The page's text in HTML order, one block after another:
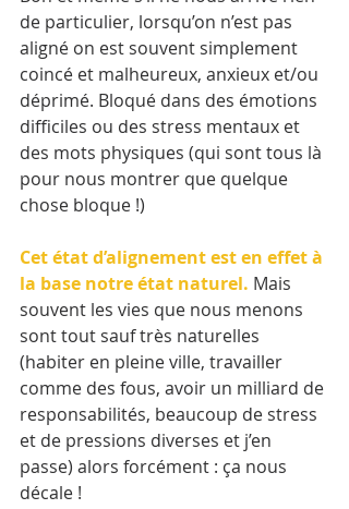
de particulier, lorsqu’on n’est pas
aligné on est souvent simplement
coincé et malheureux, anxieux et/ou
déprimé. Bloqué dans des émotions
difficiles ou des stress mentaux et
des mots physiques (qui sont tous là
pour nous montrer que quelque
chose bloque !)
Cet état d’alignement est en effet à
la base notre état naturel. Mais
souvent les vies que nous menons
sont tout sauf très naturelles
(habiter en pleine ville, travailler
comme des fous, avoir un milliard de
responsabilités, beaucoup de stress
et de pressions diverses et j’en
passe) alors forcément : ça nous
décale !